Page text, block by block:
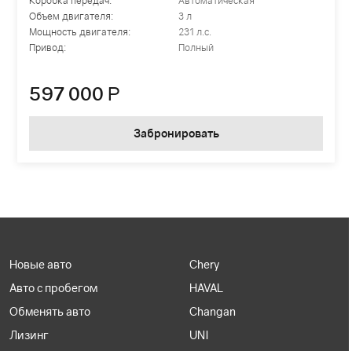
Объем двигателя:
3 л
Мощность двигателя:
231 л.с.
Привод:
Полный
597 000 Р
Забронировать
Новые авто
Авто с пробегом
Обменять авто
Лизинг
Chery
HAVAL
Changan
UNI